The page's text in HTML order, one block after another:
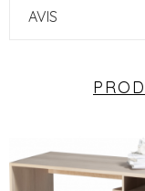
AVIS